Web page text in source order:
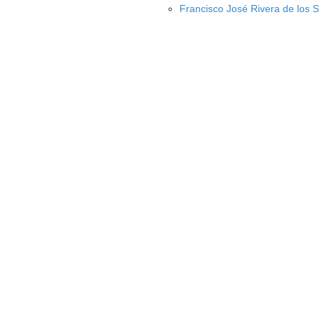
Francisco José Rivera de los